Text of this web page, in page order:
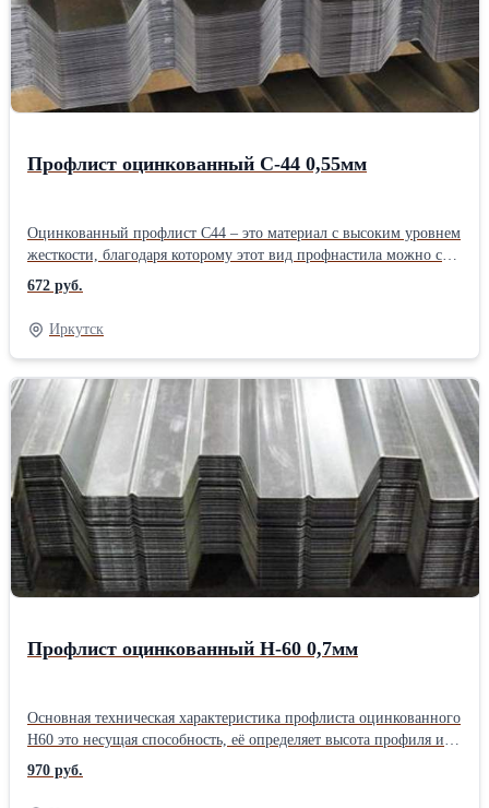
профлиста собирают сэндвич-панели. Подробнее о Профлисте
НС35
Профлист оцинкованный С-44 0,55мм
Оцинкованный профлист С44 – это материал с высоким уровнем
жесткости, благодаря которому этот вид профнастила можно с
успехом применять в качестве: кровельного покрытия, основных
несущих элементов быстровозводимых зданий, материала для
изготовления киосков, павильонов, бытовок, гаражей,
ограждений, несъемной опалубки для железобетонных
перекрытий, в производстве сэндвич-панелей.
Профилированный лист С-44 может быть оцинкованным или на
его поверхность могут быть нанесены различные покрытия:
обычный и модифицированный полиэстер, пластизол,
полиуретан, алюмоцинк, PVDF. Профлист С44 можно
применять для особых задач, при эксплуатации объектов в
агрессивной среде (морская вода, химические и техногенные
производства), в животноводстве и сельском хозяйстве,
специальных лабораториях, в холодильных камерах и на
производстве пищевых продуктов. Подробнее о профлисте С-44
672 руб.
Иркутск
Профлист оцинкованный Н-60 0,7мм
Основная техническая характеристика профлиста оцинкованного
Н60 это несущая способность, её определяет высота профиля и
конструкция гофры профилированного листа. Высота гофры 60
мм, ширина ребра 122 мм, с расположенной посередине,
970 руб.